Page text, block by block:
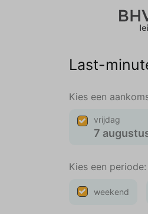
Last-
Kies een
vrijdag
7
Kies een periode:
weekend